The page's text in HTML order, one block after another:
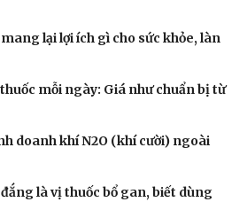
lại lợi ích gì cho sức khỏe, làn
mỗi ngày: Giá như chuẩn bị từ
doanh khí N2O (khí cười) ngoài
là vị thuốc bổ gan, biết dùng